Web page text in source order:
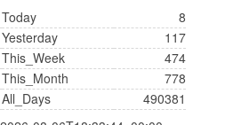
Today
8
Yesterday
117
This_Week
474
This_Month
778
All_Days
490381